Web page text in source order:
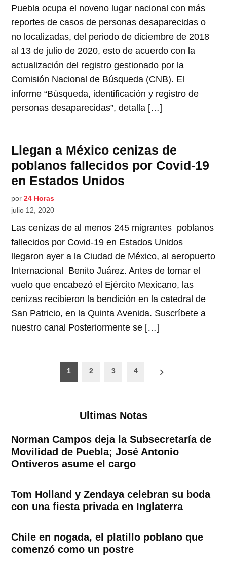
Puebla ocupa el noveno lugar nacional con más
reportes de casos de personas desaparecidas o
no localizadas, del periodo de diciembre de 2018
al 13 de julio de 2020, esto de acuerdo con la
actualización del registro gestionado por la
Comisión Nacional de Búsqueda (CNB). El
informe “Búsqueda, identificación y registro de
personas desaparecidas”, detalla […]
Llegan a México cenizas de
poblanos fallecidos por Covid-19
en Estados Unidos
por 24 Horas
julio 12, 2020
Las cenizas de al menos 245 migrantes poblanos
fallecidos por Covid-19 en Estados Unidos
llegaron ayer a la Ciudad de México, al aeropuerto
Internacional Benito Juárez. Antes de tomar el
vuelo que encabezó el Ejército Mexicano, las
cenizas recibieron la bendición en la catedral de
San Patricio, en la Quinta Avenida. Suscríbete a
nuestro canal Posteriormente se […]
Paginación
1 2 3 4
Ultimas Notas
Norman Campos deja la Subsecretaría de
Movilidad de Puebla; José Antonio
Ontiveros asume el cargo
Tom Holland y Zendaya celebran su boda
con una fiesta privada en Inglaterra
Chile en nogada, el platillo poblano que
comenzó como un postre